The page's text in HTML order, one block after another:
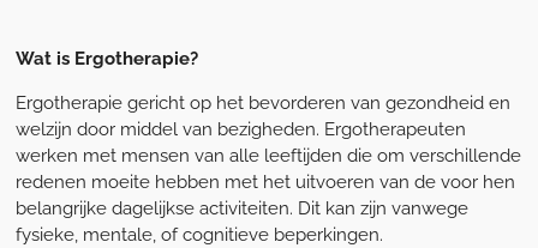
Wat is Ergotherapie?
Ergotherapie gericht op het bevorderen van gezondheid en
welzijn door middel van bezigheden. Ergotherapeuten
werken met mensen van alle leeftijden die om verschillende
redenen moeite hebben met het uitvoeren van de voor hen
belangrijke dagelijkse activiteiten. Dit kan zijn vanwege
fysieke, mentale, of cognitieve beperkingen.